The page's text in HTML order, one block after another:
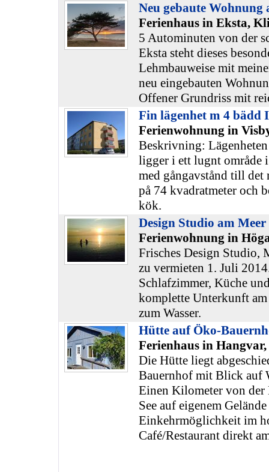
Neu gebaute
Ferienhaus in Eksta,
5 Autominuten von der
Eksta steht dieses
Lehmbauweise mit
neu eingebauten
Offener Grundriss mit
Fin lägenhet m 4 bädd
Ferienwohnung in
Beskrivning:
ligger i ett lugnt område
med gångavstånd till det
på 74 kvadratmeter och
kök.
Design Studio am Meer
Ferienwohnung in
Frisches Design Studio,
zu vermieten 1. Juli
Schlafzimmer, Küche
komplette Unterkunft
zum Wasser.
Hütte auf Öko-
Ferienhaus in
Die Hütte liegt
Bauernhof mit Blick auf
Einen Kilometer von
See auf eigenem
Einkehrmöglichkeit im
Café/Restaurant direkt